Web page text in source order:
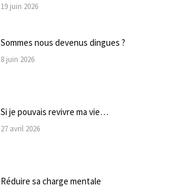
19 juin 2026
Sommes nous devenus dingues ?
8 juin 2026
Si je pouvais revivre ma vie…
27 avril 2026
Réduire sa charge mentale